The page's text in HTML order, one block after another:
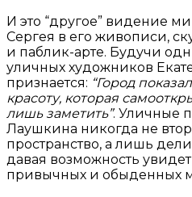
И это “другое” видение
Сергея в его живописи,
и паблик-арте. Будучи
уличных художников
признается: “Город
красоту, которая
лишь заметить”. Уличные
Лаушкина никогда не
пространство, а лишь
давая возможность
привычных и обыденных